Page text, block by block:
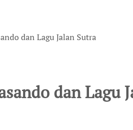
dan Lagu Jalan Sutra
dan Lagu